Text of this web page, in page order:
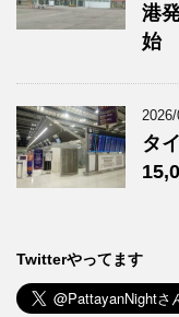
港
始
タ
Twitterやってます